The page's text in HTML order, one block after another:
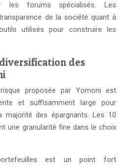
les forums spécialisés. Les
de la société quant à
utilisés pour construire les
des
proposée par Yomoni est
et suffisamment large pour
majorité des épargnants. Les 10
une granularité fine dans le choix
est un point fort